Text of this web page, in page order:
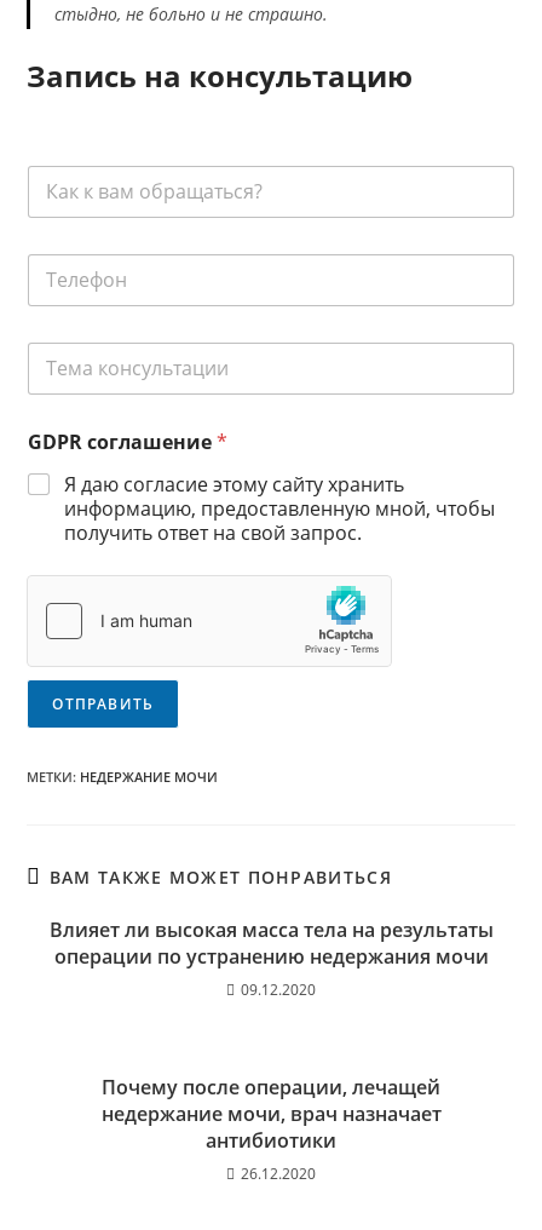
стыдно, не больно и не страшно.
Запись на консультацию
К
к
м
о
щ
а
т
ь
Т
л
н
Т
м
к
о
н
ь
и
*
GDPR соглашение*
Я даю согласие этому сайту хранить
информацию, предоставленную мной, чтобы
получить ответ на свой запрос.
ОТПРАВИТЬ
МЕТКИ: НЕДЕРЖАНИЕ МОЧИ
ВАМ ТАКЖЕ МОЖЕТ ПОНРАВИТЬСЯ
Влияет ли высокая масса тела на результаты
операции по устранению недержания мочи
09.12.2020
Почему после операции, лечащей
недержание мочи, врач назначает
антибиотики
26.12.2020